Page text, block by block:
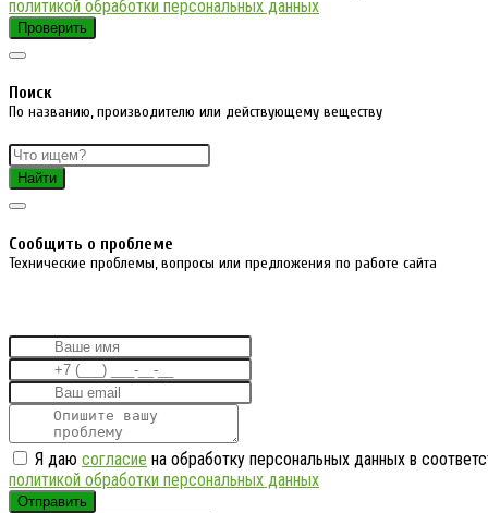
политикой обработки персональных данных
Проверить
Поиск
По названию, производителю или действующему веществу
Найти
Cообщить о проблеме
Технические проблемы, вопросы или предложения по работе сайта
Я даю согласие на обработку персональных данных в
политикой обработки персональных данных
Отправить